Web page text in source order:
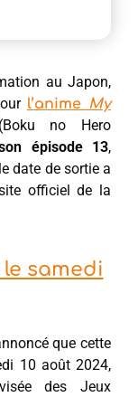
au Japon,
l’anime My
no Hero
épisode 13,
date de sortie a
officiel de la
samedi
que cette
10 août 2024,
des Jeux